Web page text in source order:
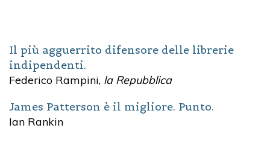
Il più agguerrito difensore delle librerie
indipendenti.
Federico Rampini, la Repubblica
James Patterson è il migliore. Punto.
Ian Rankin